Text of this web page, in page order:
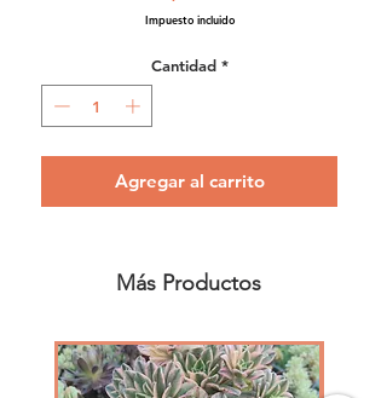
Impuesto incluido
Cantidad *
Agregar al carrito
Más Productos